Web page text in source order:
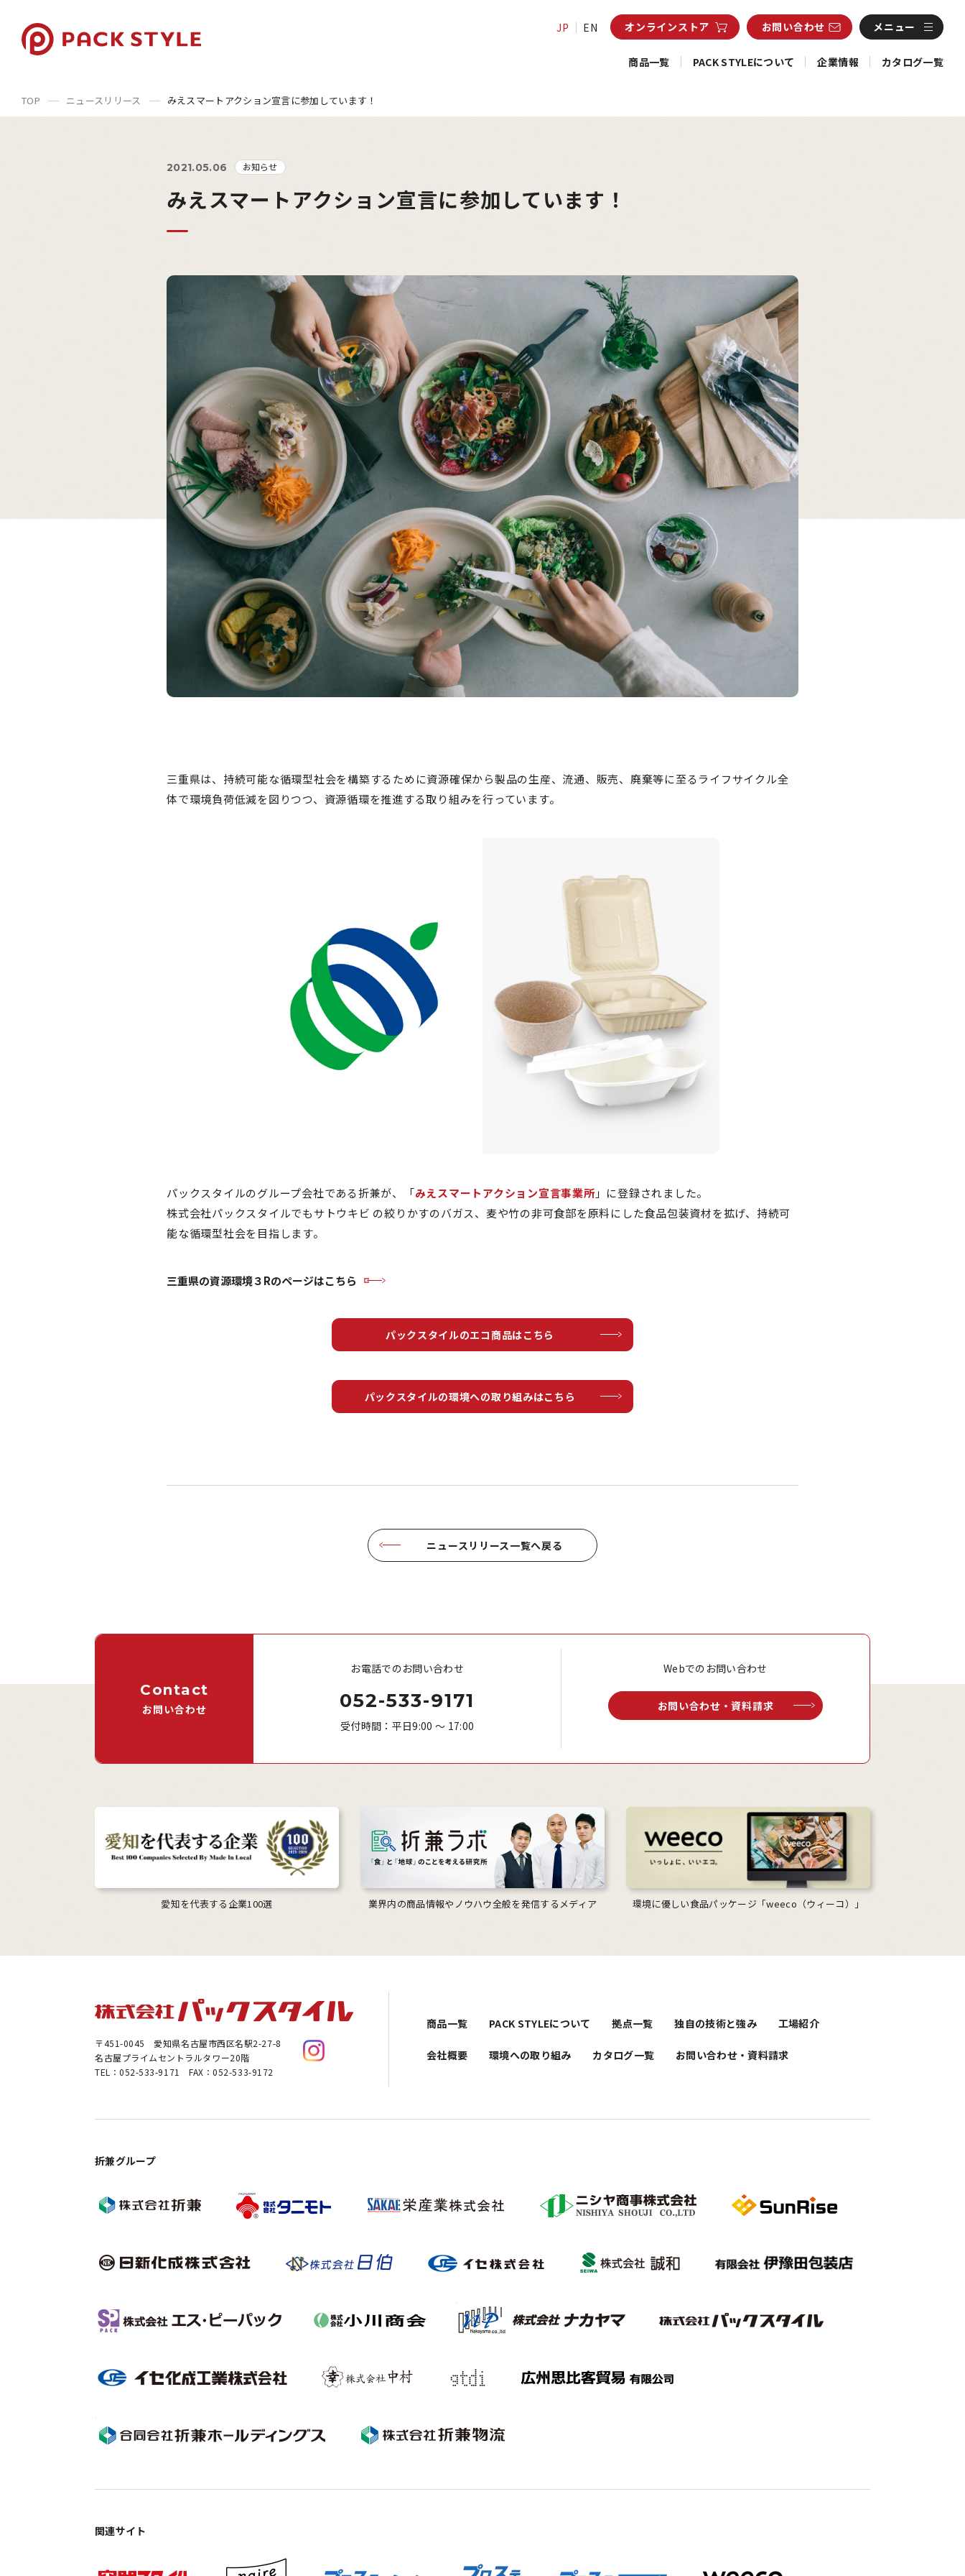
JP EN オンラインストア お問い合わせ メニュー
商品一覧 PACK STYLEについて 企業情報 カタログ一覧
TOP ニュースリリース みえスマートアクション宣言に参加しています！
2021.05.06 お知らせ
みえスマートアクション宣言に参加しています！
三重県は、持続可能な循環型社会を構築するために資源確保から製品の生産、流通、販売、廃棄等に至るライフサイクル全
体で環境負荷低減を図りつつ、資源循環を推進する取り組みを行っています。
パックスタイルのグループ会社である折兼が、「みえスマートアクション宣言事業所」に登録されました。
株式会社パックスタイルでもサトウキビ の絞りかすのバガス、麦や竹の非可食部を原料にした食品包装資材を拡げ、持続可
能な循環型社会を目指します。
三重県の資源環境３Rのページはこちら
パックスタイルのエコ商品はこちら
パックスタイルの環境への取り組みはこちら
ニュースリリース一覧へ戻る
Contact
お問い合わせ
お電話でのお問い合わせ
052-533-9171
受付時間：平日9:00 ～ 17:00
Webでのお問い合わせ
お問い合わせ・資料請求
愛知を代表する企業100選 業界内の商品情報やノウハウ全般を発信するメディア 環境に優しい食品パッケージ「weeco（ウィーコ）」
〒451-0045 愛知県名古屋市西区名駅2-27-8
名古屋プライムセントラルタワー20階
TEL：052-533-9171 FAX：052-533-9172
商品一覧 PACK STYLEについて 拠点一覧 独自の技術と強み 工場紹介
会社概要 環境への取り組み カタログ一覧 お問い合わせ・資料請求
折兼グループ
関連サイト